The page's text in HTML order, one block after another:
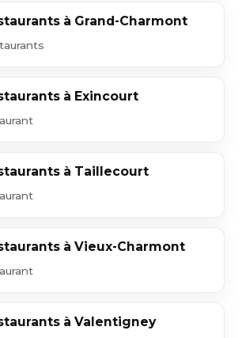
à Grand-Charmont
à Exincourt
à Taillecourt
à Vieux-Charmont
à Valentigney